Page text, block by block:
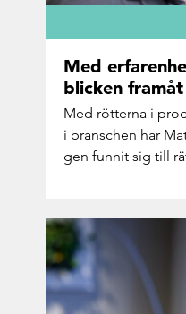
Med
blic­ken fram­åt
Med röt­ter­na i
i bran­schen har
gen fun­nit sig till